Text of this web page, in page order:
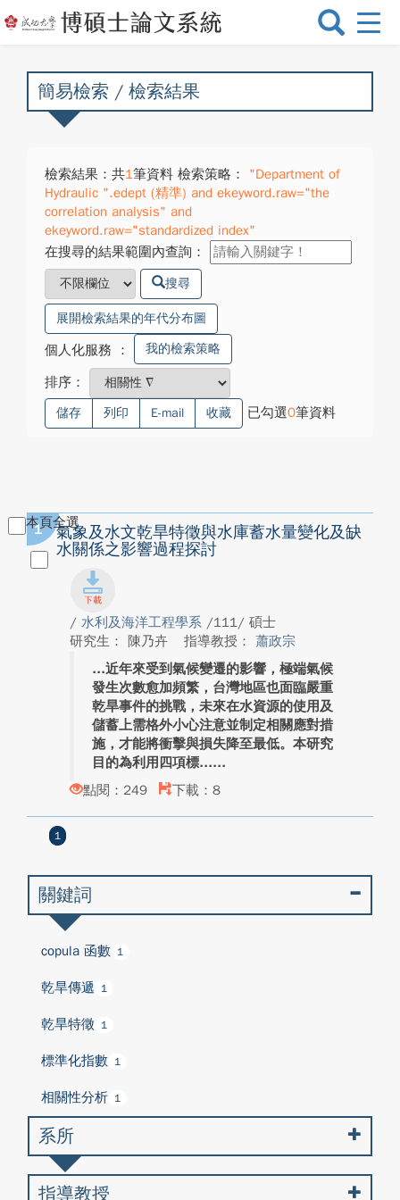
選
換
簡易檢索 / 檢索結果
檢索結果：共1筆資料 檢索策略：
"Department of
Hydraulic ".edept (精準) and ekeyword.raw="the
correlation analysis" and
ekeyword.raw="standardized index"
在搜尋的結果範圍內查詢：
搜尋
展開檢索結果的年代分布圖
個人化服務 ： 我的檢索策略
排序：
儲存 列印 E-mail 收藏 已勾選0筆資料
本頁全選
1
氣象及水文乾旱特徵與水庫蓄水量變化及缺
水關係之影響過程探討
/ 水利及海洋工程學系 /111/ 碩士
研究生： 陳乃卉
指導教授： 蕭政宗
近年來受到氣候變遷的影響，極端氣候
發生次數愈加頻繁，台灣地區也面臨嚴重
乾旱事件的挑戰，未來在水資源的使用及
儲蓄上需格外小心注意並制定相關應對措
施，才能將衝擊與損失降至最低。本研究
目的為利用四項標...
點閱：249
下載：8
1
關鍵詞
copula 函數 1
乾旱傳遞 1
乾旱特徵 1
標準化指數 1
相關性分析 1
系所
指導教授